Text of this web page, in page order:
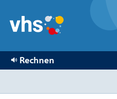
Rechnen